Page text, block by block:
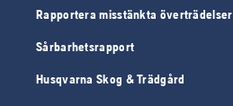
Rapportera misstänkta överträdelser
Sårbarhetsrapport
Husqvarna Skog & Trädgård